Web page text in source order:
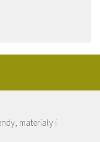
materiały i